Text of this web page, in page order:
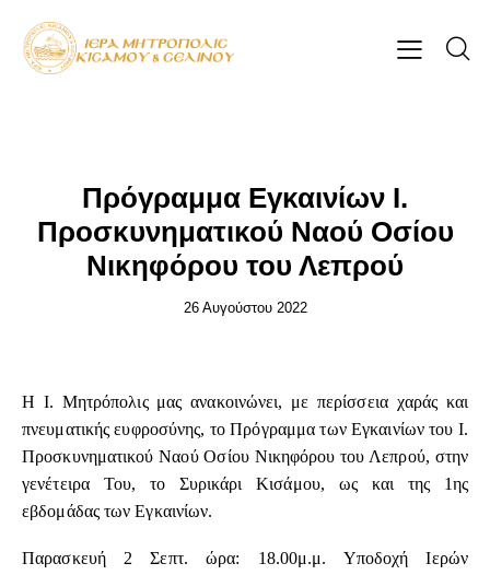
Πρόγραμμα Εγκαινίων Ι.
Προσκυνηματικού Ναού Οσίου
Νικηφόρου του Λεπρού
26 Αυγούστου 2022
Η Ι. Μητρόπολις μας ανακοινώνει, με περίσσεια χαράς και
πνευματικής ευφροσύνης, το Πρόγραμμα των Εγκαινίων του Ι.
Προσκυνηματικού Ναού Οσίου Νικηφόρου του Λεπρού, στην
γενέτειρα Του, το Συρικάρι Κισάμου, ως και της 1ης
εβδομάδας των Εγκαινίων.
Παρασκευή 2 Σεπτ. ώρα: 18.00μ.μ. Υποδοχή Ιερών